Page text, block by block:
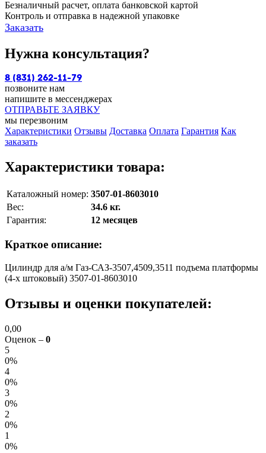
Безналичный расчет, оплата банковской картой
Контроль и отправка в надежной упаковке
Заказать
Нужна консультация?
8 (831) 262-11-79
позвоните нам
напишите в мессенджерах
ОТПРАВЬТЕ ЗАЯВКУ
мы перезвоним
Характеристики Отзывы Доставка Оплата Гарантия Как
заказать
Характеристики товара:
Каталожный номер: 3507-01-8603010
Вес:
34.6 кг.
Гарантия:
12 месяцев
Краткое описание:
Цилиндр для а/м Газ-САЗ-3507,4509,3511 подъема платформы
(4-х штоковый) 3507-01-8603010
Отзывы и оценки покупателей:
0,00
Оценок – 0
5
0%
4
0%
3
0%
2
0%
1
0%